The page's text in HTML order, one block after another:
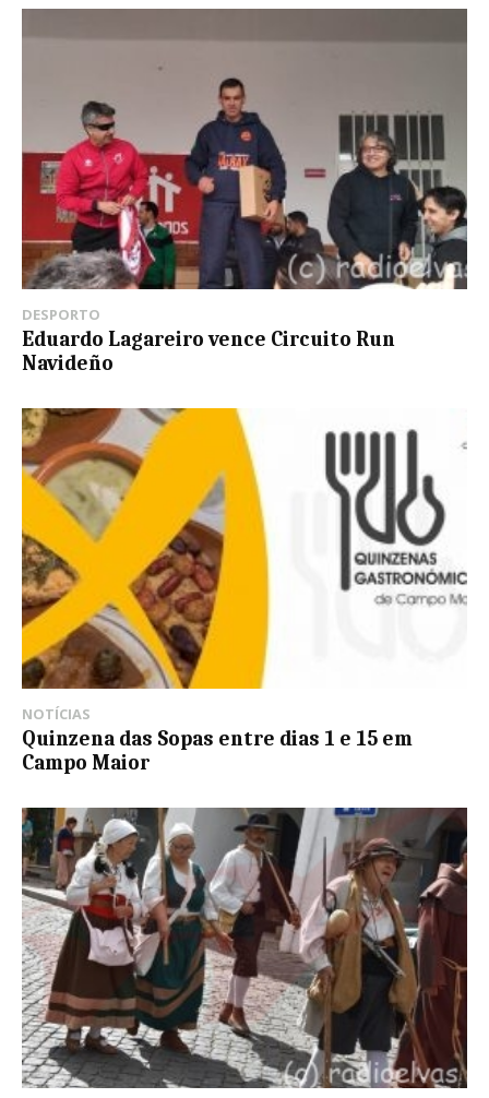
DESPORTO
Eduardo Lagareiro vence Circuito Run
Navideño
NOTÍCIAS
Quinzena das Sopas entre dias 1 e 15 em
Campo Maior